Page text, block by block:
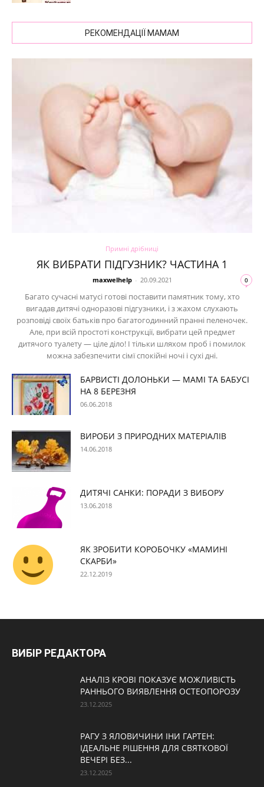
РЕКОМЕНДАЦІЇ МАМАМ
Примні дрібниці
ЯК ВИБРАТИ ПІДГУЗНИК? ЧАСТИНА 1
maxwelhelp - 20.09.2021 0
Багато сучасні матусі готові поставити памятник тому, хто
вигадав дитячі одноразові підгузники, і з жахом слухають
розповіді своїх батьків про багатогодинний пранні пеленочек.
Але, при всій простоті конструкції, вибрати цей предмет
дитячого туалету — ціле діло! І тільки шляхом проб і помилок
можна забезпечити сімї спокійні ночі і сухі дні.
БАРВИСТІ ДОЛОНЬКИ — МАМІ ТА БАБУСІ
НА 8 БЕРЕЗНЯ
06.06.2018
ВИРОБИ З ПРИРОДНИХ МАТЕРІАЛІВ
14.06.2018
ДИТЯЧІ САНКИ: ПОРАДИ З ВИБОРУ
13.06.2018
ЯК ЗРОБИТИ КОРОБОЧКУ «МАМИНІ
СКАРБИ»
22.12.2019
ВИБІР РЕДАКТОРА
АНАЛІЗ КРОВІ ПОКАЗУЄ МОЖЛИВІСТЬ
РАННЬОГО ВИЯВЛЕННЯ ОСТЕОПОРОЗУ
23.12.2025
РАГУ З ЯЛОВИЧИНИ ІНИ ГАРТЕН:
ІДЕАЛЬНЕ РІШЕННЯ ДЛЯ СВЯТКОВОЇ
ВЕЧЕРІ БЕЗ...
23.12.2025